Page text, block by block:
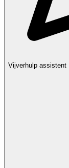
Vijverhulp assistent